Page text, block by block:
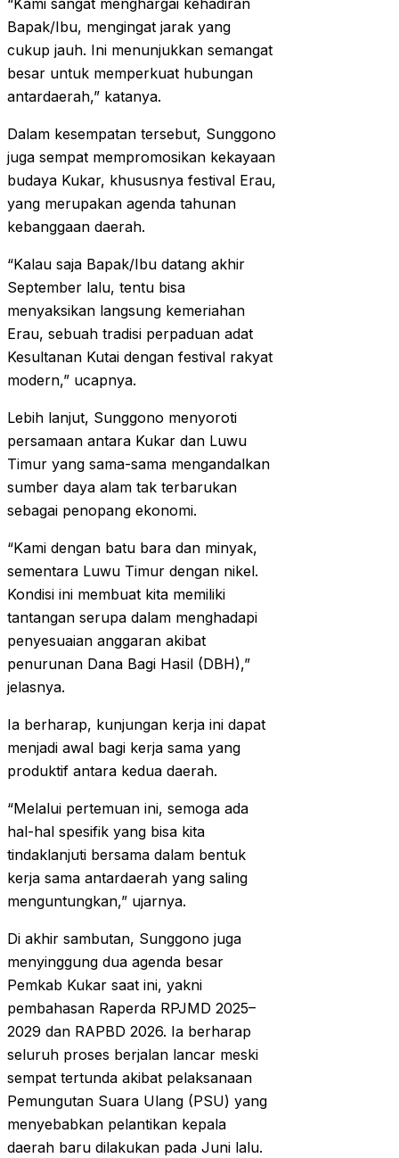
“Kami sangat menghargai kehadiran
Bapak/Ibu, mengingat jarak yang
cukup jauh. Ini menunjukkan semangat
besar untuk memperkuat hubungan
antardaerah,” katanya.
Dalam kesempatan tersebut, Sunggono
juga sempat mempromosikan kekayaan
budaya Kukar, khususnya festival Erau,
yang merupakan agenda tahunan
kebanggaan daerah.
“Kalau saja Bapak/Ibu datang akhir
September lalu, tentu bisa
menyaksikan langsung kemeriahan
Erau, sebuah tradisi perpaduan adat
Kesultanan Kutai dengan festival rakyat
modern,” ucapnya.
Lebih lanjut, Sunggono menyoroti
persamaan antara Kukar dan Luwu
Timur yang sama-sama mengandalkan
sumber daya alam tak terbarukan
sebagai penopang ekonomi.
“Kami dengan batu bara dan minyak,
sementara Luwu Timur dengan nikel.
Kondisi ini membuat kita memiliki
tantangan serupa dalam menghadapi
penyesuaian anggaran akibat
penurunan Dana Bagi Hasil (DBH),”
jelasnya.
Ia berharap, kunjungan kerja ini dapat
menjadi awal bagi kerja sama yang
produktif antara kedua daerah.
“Melalui pertemuan ini, semoga ada
hal-hal spesifik yang bisa kita
tindaklanjuti bersama dalam bentuk
kerja sama antardaerah yang saling
menguntungkan,” ujarnya.
Di akhir sambutan, Sunggono juga
menyinggung dua agenda besar
Pemkab Kukar saat ini, yakni
pembahasan Raperda RPJMD 2025–
2029 dan RAPBD 2026. Ia berharap
seluruh proses berjalan lancar meski
sempat tertunda akibat pelaksanaan
Pemungutan Suara Ulang (PSU) yang
menyebabkan pelantikan kepala
daerah baru dilakukan pada Juni lalu.